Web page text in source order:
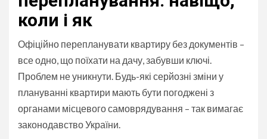
коли і як
Офіційно перепланувати квартиру без документів –
все одно, що поїхати на дачу, забувши ключі.
Проблем не уникнути. Будь-які серйозні зміни у
плануванні квартири мають бути погоджені з
органами місцевого самоврядування – так вимагає
законодавство України.